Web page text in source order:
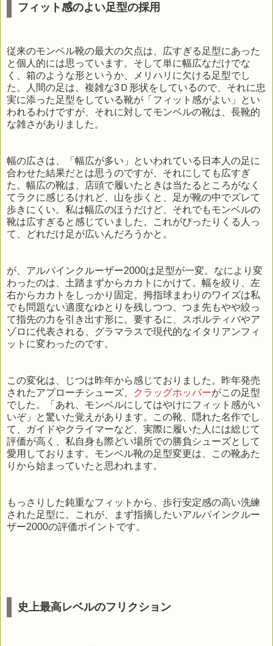
フィット感のよい足型の採用
従来のモンベル靴の最大の欠点は、広すぎる足型にあった
と個人的には思っています。そして単に幅広なだけでな
く、箱のような形というか、メリハリに欠ける足型でし
た。人間の足は、複雑な3Ｄ形状をしているので、それに忠
実に添った足型をしている靴が「フィット感がよい」とい
われるわけですが、それに対してモンベルの靴は、長靴的
な雑さがありました。
幅の広さは、「幅広が多い」といわれている日本人の足に
合わせた結果だとは思うのですが、それにしても広すぎ
た。幅広の靴は、店頭で履いたときは当たるところがなく
てラクに感じるけれど、山を歩くと、足が靴の中でズレて
歩きにくい。私は幅広のほうだけど、それでもモンベルの
靴は広すぎると感じていました。これがぴったりくる人っ
て、どれだけ足が広いんだろうかと。
が、アルパインクルーザー2000は足型が一変。なにより変
わったのは、土踏まずからカカトにかけて。幅を絞り、左
右からカカトをしっかり固定。拇指球まわりのワイズは私
でも問題ない適度なゆとりを残しつつ、つま先もやや絞っ
て指先の力を引き出す形に。要するに、スポルティバやア
ゾロに代表される、グラマラスで現代的なイタリアンフィ
ットに変わったのです。
この変化は、じつは昨年から感じておりました。昨年発売
されたアプローチシューズ、
クラッグホッパーがこの足型
でした。「あれ、モンベルにしてはやけにフィット感がい
いぞ」と驚いた覚えがあります。この靴、隠れた名作でし
て、ガイドやクライマーなど、実際に履いた人には総じて
評価が高く、私自身も際どい場所での勝負シューズとして
愛用しております。モンベル靴の足型変更は、この靴あた
りから始まっていたと思われます。
もっさりした鈍重なフィットから、歩行安定感の高い洗練
された足型に。これが、まず指摘したいアルパインクルー
ザー2000の評価ポイントです。
史上最高レベルのフリクション